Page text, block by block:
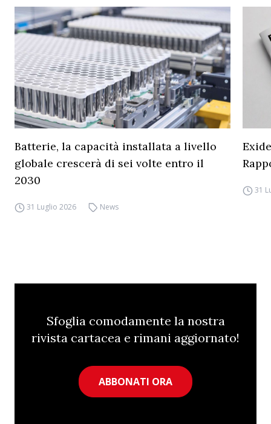
Batterie, la capacità installata a livello
globale crescerà di sei volte entro il
2030
31 Luglio 2026 News
31
Sfoglia comodamente la nostra
rivista cartacea e rimani aggiornato!
ABBONATI ORA